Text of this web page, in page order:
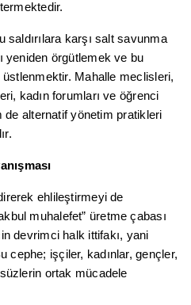
karşı salt savunma
yeniden örgütlemek ve bu
Mahalle meclisleri,
kadın forumları ve öğrenci
alternatif yönetim pratikleri
ehlileştirmeyi de
muhalefet” üretme çabası
devrimci halk ittifakı, yani
cephe; işçiler, kadınlar, gençler,
ortak mücadele